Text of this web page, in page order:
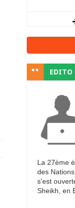
EDITO
La 27ème
des
s'est
Sheikh, en